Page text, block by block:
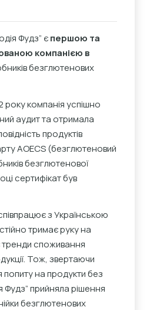
Фудз” єпершою та
компанією в
безглютенових
компанія успішно
аудит та отримала
продуктів
AOECS (безглютеновий
безглютенової
сертифікат був
з Українською
тримає руку на
тренди споживання
Тож, звертаючи
на продукти без
прийняла рішення
безглютенових